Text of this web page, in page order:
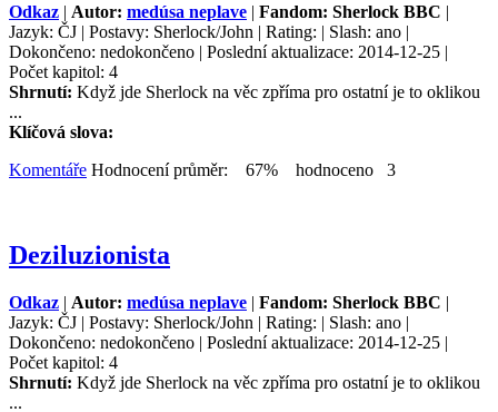
Odkaz | Autor: medúsa neplave | Fandom: Sherlock BBC |
Jazyk: ČJ | Postavy: Sherlock/John | Rating: | Slash: ano |
Dokončeno: nedokončeno | Poslední aktualizace: 2014-12-25 |
Počet kapitol: 4
Shrnutí: Když jde Sherlock na věc zpříma pro ostatní je to oklikou
...
Klíčová slova:
Komentáře Hodnocení průměr: 67% hodnoceno 3
Deziluzionista
Odkaz | Autor: medúsa neplave | Fandom: Sherlock BBC |
Jazyk: ČJ | Postavy: Sherlock/John | Rating: | Slash: ano |
Dokončeno: nedokončeno | Poslední aktualizace: 2014-12-25 |
Počet kapitol: 4
Shrnutí: Když jde Sherlock na věc zpříma pro ostatní je to oklikou
...